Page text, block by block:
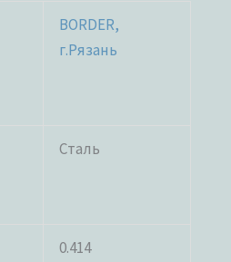
BORDER,
г.Рязань
Сталь
0.414